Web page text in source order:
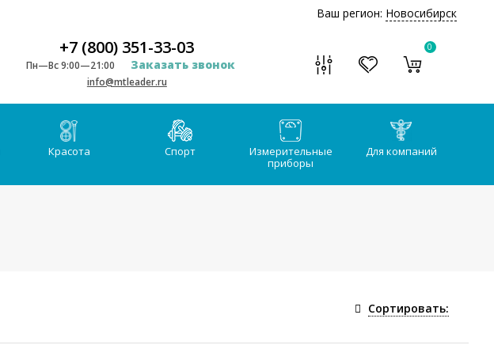
Ваш регион: Новосибирск
+7 (800) 351-33-03
Пн—Вс 9:00—21:00 Заказать звонок
info@mtleader.ru
0
Красота Спорт
Измерительные
приборы
Для компаний
Сортировать: